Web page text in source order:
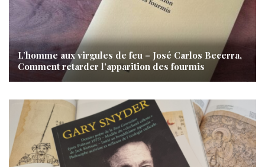
L’homme aux virgules de feu – José Carlos Becerra,
Comment retarder l’apparition des fourmis